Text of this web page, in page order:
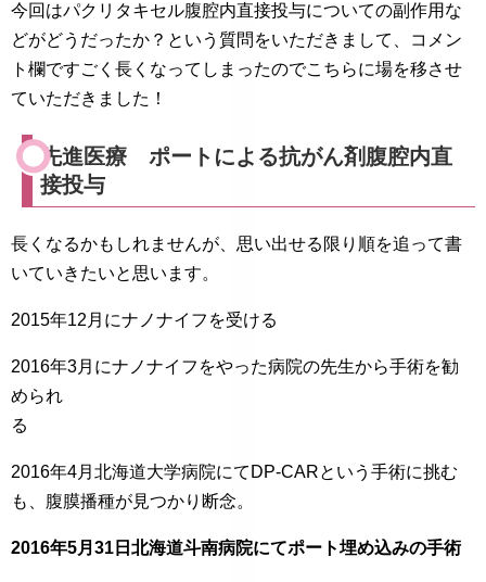
今回はパクリタキセル腹腔内直接投与についての副作用な
どがどうだったか？という質問をいただきまして、コメン
ト欄ですごく長くなってしまったのでこちらに場を移させ
ていただきました！
先進医療 ポートによる抗がん剤腹腔内直
接投与
長くなるかもしれませんが、思い出せる限り順を追って書
いていきたいと思います。
2015年12月にナノナイフを受ける
2016年3月にナノナイフをやった病院の先生から手術を勧
められ
る
2016年4月北海道大学病院にてDP-CARという手術に挑む
も、腹膜播種が見つかり断念。
2016年5月31日北海道斗南病院にてポート埋め込みの手術